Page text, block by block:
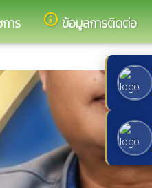
าร info_outlineข้อมูลการติดต่อ